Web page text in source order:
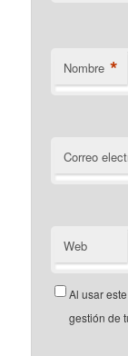
Nombre *
Correo
Web
Al usar
gestión de